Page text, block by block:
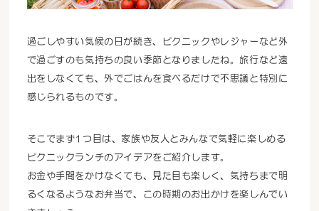
過ごしやすい気候の日が続き、ピクニックやレジャーなど外
で過ごすのも気持ちの良い季節となりましたね。旅行など遠
出をしなくても、外でごはんを食べるだけで不思議と特別に
感じられるものです。
そこでまず1つ目は、家族や友人とみんなで気軽に楽しめる
ピクニックランチのアイデアをご紹介します。
お金や手間をかけなくても、見た目も楽しく、気持ちまで明
るくなるようなお弁当で、この時期のお出かけを楽しんでい